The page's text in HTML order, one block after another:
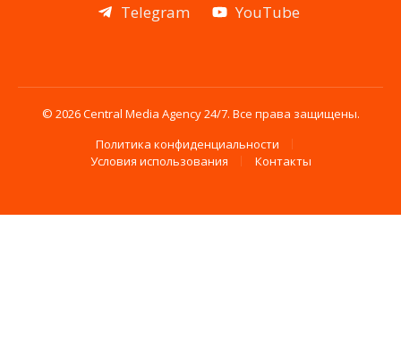
Telegram
YouTube
© 2026 Central Media Agency 24/7. Все права защищены.
Политика конфиденциальности
Условия использования
Контакты